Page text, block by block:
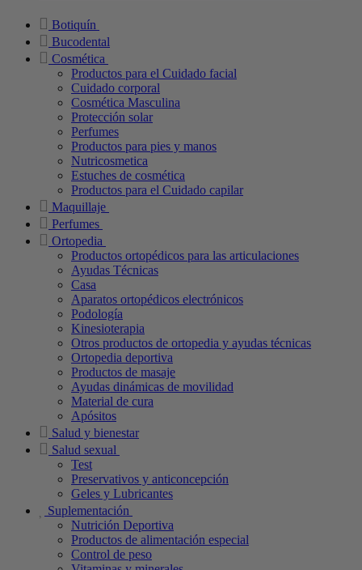
Botiquín
Bucodental
Cosmética
Productos para el Cuidado facial
Cuidado corporal
Cosmética Masculina
Protección solar
Perfumes
Productos para pies y manos
Nutricosmetica
Estuches de cosmética
Productos para el Cuidado capilar
Maquillaje
Perfumes
Ortopedia
Productos ortopédicos para las articulaciones
Ayudas Técnicas
Casa
Aparatos ortopédicos electrónicos
Podología
Kinesioterapia
Otros productos de ortopedia y ayudas técnicas
Ortopedia deportiva
Productos de masaje
Ayudas dinámicas de movilidad
Material de cura
Apósitos
Salud y bienestar
Salud sexual
Test
Preservativos y anticoncepción
Geles y Lubricantes
Suplementación
Nutrición Deportiva
Productos de alimentación especial
Control de peso